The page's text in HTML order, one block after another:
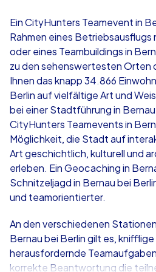
€49,99
iPad Tour
Bernau bei Berlin
1,5-3,0 h 15-1,000
Ein CityHunters Teamevent in
Rahmen eines Betriebsausflugs
oder eines Teambuildings in
zu den sehenswertesten Orten
Ihnen das knapp 34.866
Berlin auf vielfältige Art und
bei einer Stadtführung in
CityHunters Teamevents in
Möglichkeit, die Stadt auf
Art geschichtlich, kulturell und
erleben. Ein Geocaching in
Schnitzeljagd in Bernau bei
und teamorientierter.
An den verschiedenen
Bernau bei Berlin gilt es,
herausfordernde
korrekte Beantwortung die